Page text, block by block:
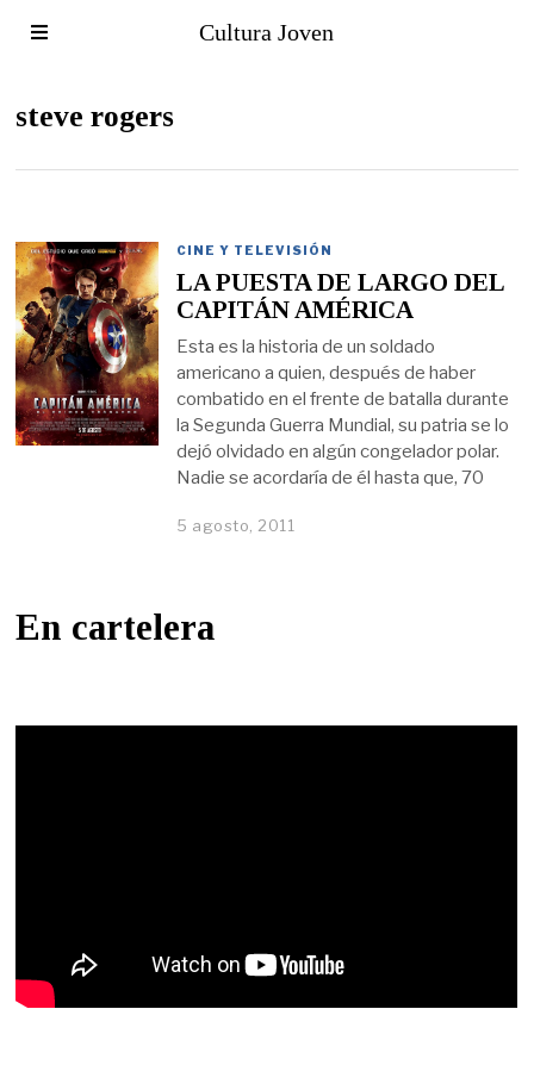
Cultura Joven
steve rogers
CINE Y TELEVISIÓN
LA PUESTA DE LARGO DEL
CAPITÁN AMÉRICA
Esta es la historia de un soldado
americano a quien, después de haber
combatido en el frente de batalla durante
la Segunda Guerra Mundial, su patria se lo
dejó olvidado en algún congelador polar.
Nadie se acordaría de él hasta que, 70
5 agosto, 2011
En cartelera